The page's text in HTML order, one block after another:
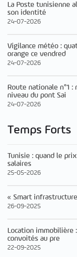
La Poste tunisienne
son identité
24-07-2026
Vigilance météo :
orange ce vendred
24-07-2026
Route nationale n°1
niveau du pont Sai
24-07-2026
Temps Forts
Tunisie : quand le
salaires
25-05-2026
« Smart
26-09-2025
Location immobilière
convoités au pre
22-09-2025